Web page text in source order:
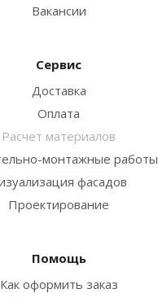
Вакансии
Сервис
Доставка
Оплата
Расчет материалов
монтажные работы
фасадов
Проектирование
Помощь
Как оформить заказ